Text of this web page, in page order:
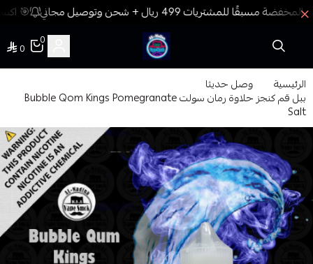
🎯
فيب المدينة
0
0
الرئيسية وصل حديثا
ببل قم كنجز حلاوة رمان سولت Bubble Qom Kings Pomegranate
Salt